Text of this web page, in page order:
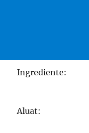
Ingrediente:
Aluat: